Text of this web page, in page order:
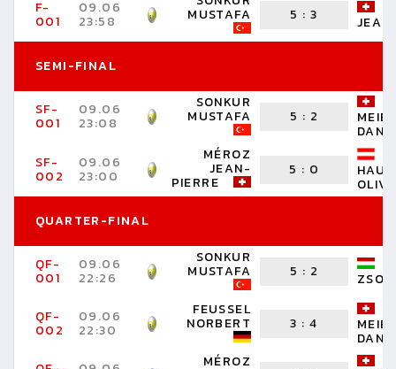
F-
001
09.06
23:58 MUSTAFA 5 :3
SEMI-FINAL
SF-
001
09.06
23:08
SONKUR
MUSTAFA 5 : 2
SF-
002
09.06
23:00
MÉROZ
JEAN-
PIERRE
5 : 0
QUARTER-FINAL
QF-
001
09.06
22:26
SONKUR
MUSTAFA 5 : 2
QF-
002
09.06
22:30
FEUSSEL
NORBERT 3 :4
MÉROZ